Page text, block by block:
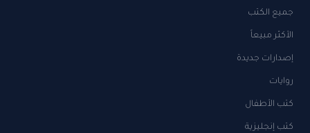
جميع الكتب
الأكثر مبيعاً
إصدارات جديدة
روايات
كتب الأطفال
كتب إنجليزية